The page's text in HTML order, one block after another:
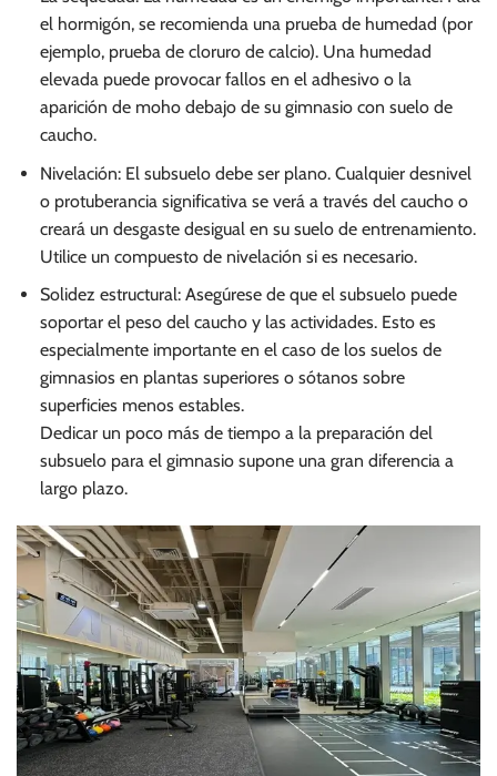
el hormigón, se recomienda una prueba de humedad (por
ejemplo, prueba de cloruro de calcio). Una humedad
elevada puede provocar fallos en el adhesivo o la
aparición de moho debajo de su gimnasio con suelo de
caucho.
Nivelación: El subsuelo debe ser plano. Cualquier desnivel
o protuberancia significativa se verá a través del caucho o
creará un desgaste desigual en su suelo de entrenamiento.
Utilice un compuesto de nivelación si es necesario.
Solidez estructural: Asegúrese de que el subsuelo puede
soportar el peso del caucho y las actividades. Esto es
especialmente importante en el caso de los suelos de
gimnasios en plantas superiores o sótanos sobre
superficies menos estables.
Dedicar un poco más de tiempo a la preparación del
subsuelo para el gimnasio supone una gran diferencia a
largo plazo.